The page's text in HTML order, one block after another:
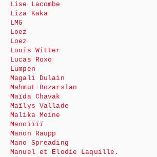
Lise Lacombe
Liza Kaka
LMG
Loez
Loez
Louis Witter
Lucas Roxo
Lumpen
Magali Dulain
Mahmut Bozarslan
Maïda Chavak
Maïlys Vallade
Malika Moine
Manoïïïï
Manon Raupp
Mano Spreading
Manuel et Elodie Laquille.